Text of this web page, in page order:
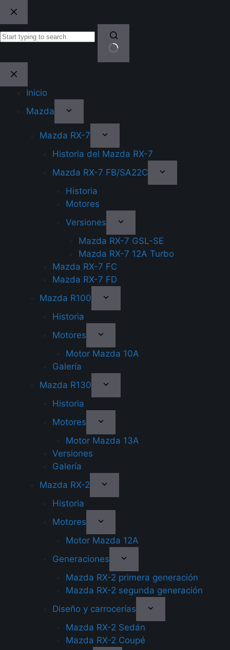
content
Inicio
Mazda
Mazda RX-7
Historia del Mazda RX-7
Mazda RX-7 FB/SA22C
Historia
Motores
Versiones
Mazda RX-7 GSL-SE
Mazda RX-7 12A Turbo
Mazda RX-7 FC
Mazda RX-7 FD
Mazda R100
Historia
Motores
Motor Mazda 10A
Galería
Mazda R130
Historia
Motores
Motor Mazda 13A
Versiones
Galería
Mazda RX-2
Historia
Motores
Motor Mazda 12A
Generaciones
Mazda RX-2 primera generación
Mazda RX-2 segunda generación
Diseño y carrocerías
Mazda RX-2 Sedán
Mazda RX-2 Coupé